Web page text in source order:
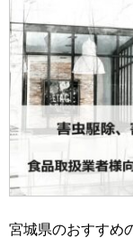
宮城県のおすすめ